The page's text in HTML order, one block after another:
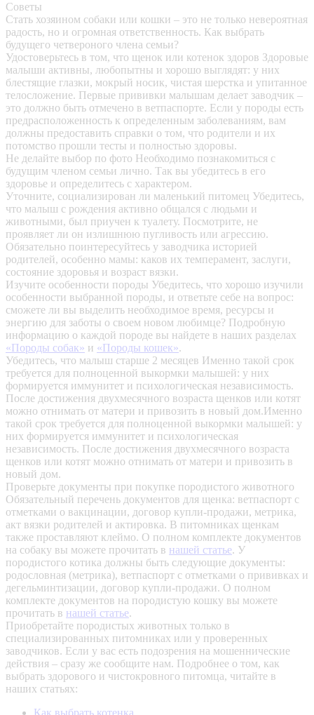
Советы
Стать хозяином собаки или кошки – это не только невероятная
радость, но и огромная ответственность. Как выбрать
будущего четвероного члена семьи?
Удостоверьтесь в том, что щенок или котенок здоров Здоровые
малыши активны, любопытны и хорошо выглядят: у них
блестящие глазки, мокрый носик, чистая шерстка и упитанное
телосложение. Первые прививки малышам делает заводчик –
это должно быть отмечено в ветпаспорте. Если у породы есть
предрасположенность к определенным заболеваниям, вам
должны предоставить справки о том, что родители и их
потомство прошли тесты и полностью здоровы.
Не делайте выбор по фото Необходимо познакомиться с
будущим членом семьи лично. Так вы убедитесь в его
здоровье и определитесь с характером.
Уточните, социализирован ли маленький питомец Убедитесь,
что малыш с рождения активно общался с людьми и
животными, был приучен к туалету. Посмотрите, не
проявляет ли он излишнюю пугливость или агрессию.
Обязательно поинтересуйтесь у заводчика историей
родителей, особенно мамы: каков их темперамент, заслуги,
состояние здоровья и возраст вязки.
Изучите особенности породы Убедитесь, что хорошо изучили
особенности выбранной породы, и ответьте себе на вопрос:
сможете ли вы выделить необходимое время, ресурсы и
энергию для заботы о своем новом любимце? Подробную
информацию о каждой породе вы найдете в наших разделах
«Породы собак» и «Породы кошек».
Убедитесь, что малыш старше 2 месяцев Именно такой срок
требуется для полноценной выкормки малышей: у них
формируется иммунитет и психологическая независимость.
После достижения двухмесячного возраста щенков или котят
можно отнимать от матери и привозить в новый дом.Именно
такой срок требуется для полноценной выкормки малышей: у
них формируется иммунитет и психологическая
независимость. После достижения двухмесячного возраста
щенков или котят можно отнимать от матери и привозить в
новый дом.
Проверьте документы при покупке породистого животного
Обязательный перечень документов для щенка: ветпаспорт с
отметками о вакцинации, договор купли-продажи, метрика,
акт вязки родителей и актировка. В питомниках щенкам
также проставляют клеймо. О полном комплекте документов
на собаку вы можете прочитать в нашей статье. У
породистого котика должны быть следующие документы:
родословная (метрика), ветпаспорт с отметками о прививках и
дегельминтизации, договор купли-продажи. О полном
комплекте документов на породистую кошку вы можете
прочитать в нашей статье.
Приобретайте породистых животных только в
специализированных питомниках или у проверенных
заводчиков. Если у вас есть подозрения на мошеннические
действия – сразу же сообщите нам. Подробнее о том, как
выбрать здорового и чистокровного питомца, читайте в
наших статьях: